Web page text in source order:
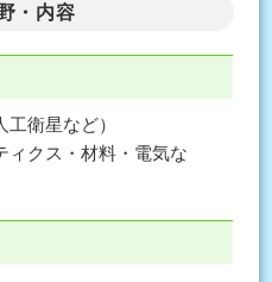
・内容
工衛星など）
ィクス・材料・電気な